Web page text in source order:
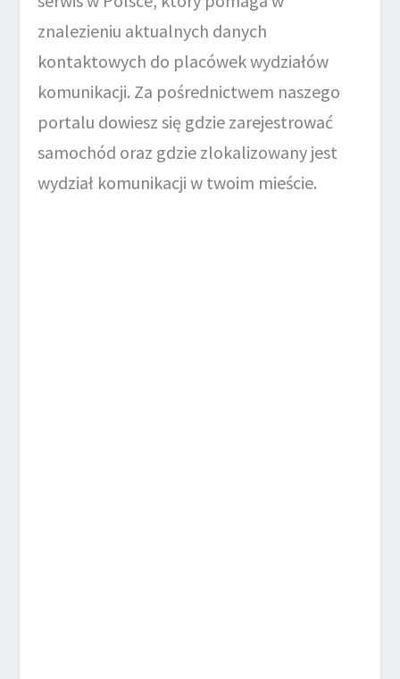
znalezieniu aktualnych danych
kontaktowych do placówek wydziałów
komunikacji. Za pośrednictwem naszego
portalu dowiesz się gdzie zarejestrować
samochód oraz gdzie zlokalizowany jest
wydział komunikacji w twoim mieście.